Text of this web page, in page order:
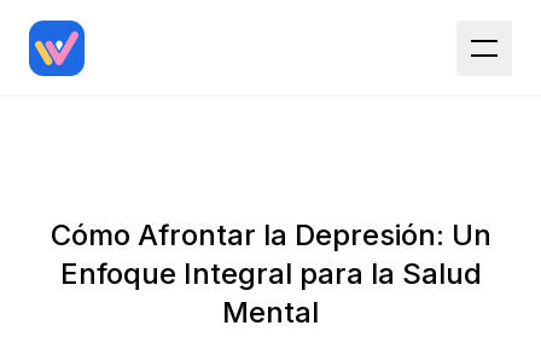
Cómo Afrontar la Depresión: Un
Enfoque Integral para la Salud
Mental